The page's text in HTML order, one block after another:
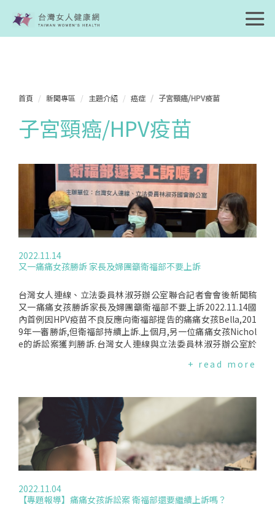
首頁 新聞專區 主題介紹 癌症 子宮頸癌/HPV疫苗
子宮頸癌/HPV疫苗
2022.11.14
又一痛痛女孩勝訴 家長及婦團籲衛福部不要上訴
台灣女人連線、立法委員林淑芬辦公室聯合記者會會後新聞稿
又一痛痛女孩勝訴家長及婦團籲衛福部不要上訴2022.11.14國
內首例因HPV疫苗不良反應向衛福部提告的痛痛女孩Bella,201
9年一審勝訴,但衛福部持續上訴.上個月,另一位痛痛女孩Nichol
e的訴訟案獲判勝訴.台灣女人連線與立法委員林淑芬辦公室於
害者訴訟台灣女人連線累積接獲30多起HPV疫苗不良反應申訴,
不良反應跟HPV疫苗無關.家長們無法接受這樣的結果,對衛福部
提起訴訟.確診"幼年型類風濕關節炎"的Nichole,案件歷經長達
兩年半審理,獲判一審勝訴,衛福部應於近日決定是否上訴.婦團
呼籲回歸預防接種救濟制度"從寬認定"的精神接種疫苗除了預
防個人感染疾病,也和公共衛生、傳染病防治等公眾面向有關,是
利他的社會性行為.但疫苗接種風險仍有醫學難測的一面,為了不
人連線理事長黃淑英表示,衛福部審議小組認定痛痛女孩的情況
跟疫苗無關,是因為她們本來就有病,而且大規模研究也指出疫苗
+ read more
2022.11.04
【專題報導】痛痛女孩訴訟案 衛福部還要繼續上訴嗎？